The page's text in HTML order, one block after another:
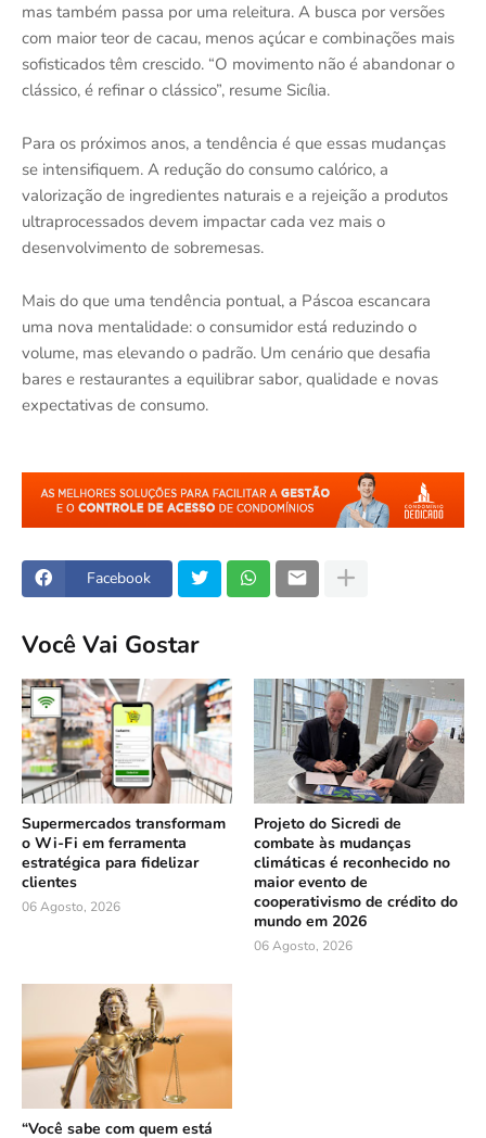
mas também passa por uma releitura. A busca por versões
com maior teor de cacau, menos açúcar e combinações mais
sofisticados têm crescido. “O movimento não é abandonar o
clássico, é refinar o clássico”, resume Sicília.
Para os próximos anos, a tendência é que essas mudanças
se intensifiquem. A redução do consumo calórico, a
valorização de ingredientes naturais e a rejeição a produtos
ultraprocessados devem impactar cada vez mais o
desenvolvimento de sobremesas.
Mais do que uma tendência pontual, a Páscoa escancara
uma nova mentalidade: o consumidor está reduzindo o
volume, mas elevando o padrão. Um cenário que desafia
bares e restaurantes a equilibrar sabor, qualidade e novas
expectativas de consumo.
Facebook
Você Vai Gostar
Supermercados transformam
o Wi-Fi em ferramenta
estratégica para fidelizar
clientes
06 Agosto, 2026
Projeto do Sicredi de
combate às mudanças
climáticas é reconhecido no
maior evento de
cooperativismo de crédito do
mundo em 2026
06 Agosto, 2026
“Você sabe com quem está